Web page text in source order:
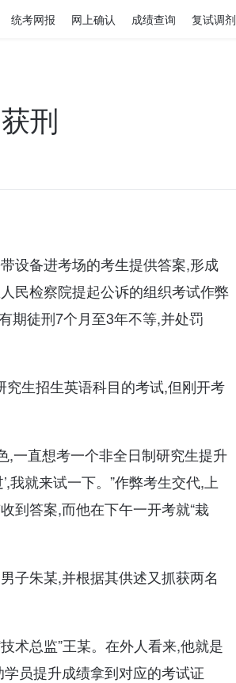
统考网报 网上确认 成绩查询 复试调剂
刑
设备进考场的考生提供答案,形成
民检察院提起公诉的组织考试作弊
期徒刑7个月至3年不等,并处罚
生招生英语科目的考试,但刚开考
,一直想考一个非全日制研究生提升
我就来试一下。”作弊考生交代,上
到答案,而他在下午一开考就“栽
子朱某,并根据其供述又抓获两名
术总监”王某。在外人看来,他就是
员提升成绩拿到对应的考试证